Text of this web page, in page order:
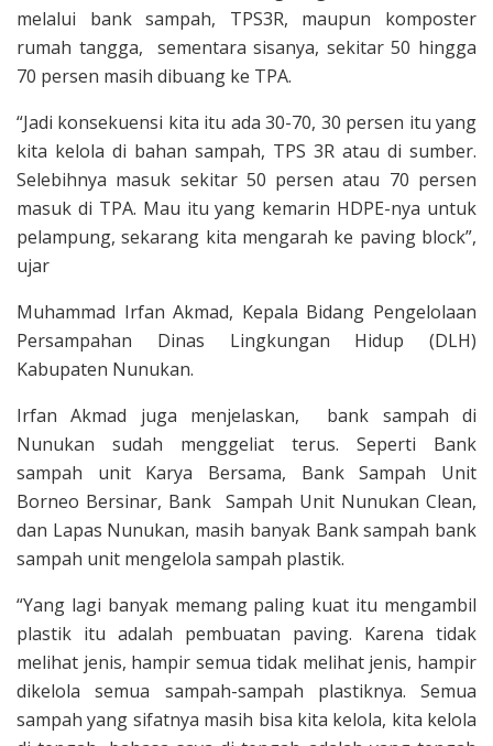
melalui bank sampah, TPS3R, maupun komposter
rumah tangga, sementara sisanya, sekitar 50 hingga
70 persen masih dibuang ke TPA.
“Jadi konsekuensi kita itu ada 30-70, 30 persen itu yang
kita kelola di bahan sampah, TPS 3R atau di sumber.
Selebihnya masuk sekitar 50 persen atau 70 persen
masuk di TPA. Mau itu yang kemarin HDPE-nya untuk
pelampung, sekarang kita mengarah ke paving block”,
ujar
Muhammad Irfan Akmad, Kepala Bidang Pengelolaan
Persampahan Dinas Lingkungan Hidup (DLH)
Kabupaten Nunukan.
Irfan Akmad juga menjelaskan, bank sampah di
Nunukan sudah menggeliat terus. Seperti Bank
sampah unit Karya Bersama, Bank Sampah Unit
Borneo Bersinar, Bank Sampah Unit Nunukan Clean,
dan Lapas Nunukan, masih banyak Bank sampah bank
sampah unit mengelola sampah plastik.
“Yang lagi banyak memang paling kuat itu mengambil
plastik itu adalah pembuatan paving. Karena tidak
melihat jenis, hampir semua tidak melihat jenis, hampir
dikelola semua sampah-sampah plastiknya. Semua
sampah yang sifatnya masih bisa kita kelola, kita kelola